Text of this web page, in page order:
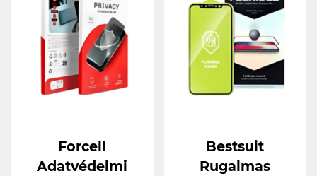
Forcell
Adatvédelmi
Bestsuit
Rugalmas